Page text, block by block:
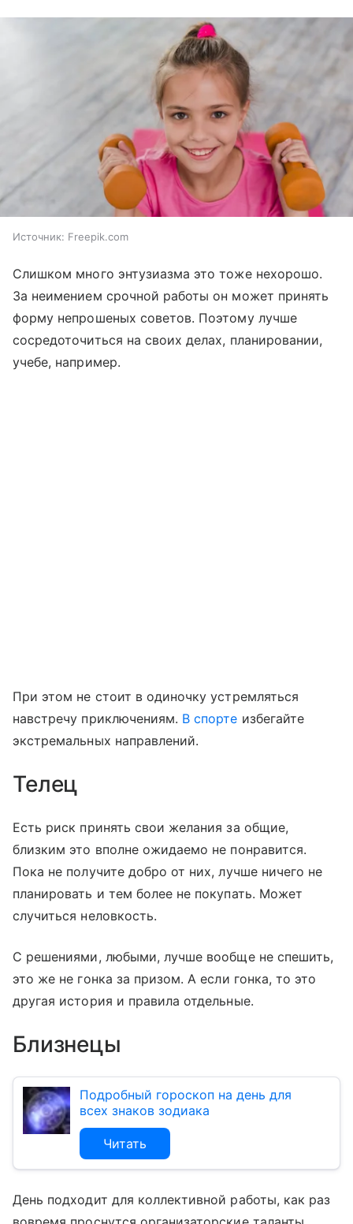
Источник: Freepik.com
Слишком много энтузиазма это тоже нехорошо.
За неимением срочной работы он может принять
форму непрошеных советов. Поэтому лучше
сосредоточиться на своих делах, планировании,
учебе, например.
При этом не стоит в одиночку устремляться
навстречу приключениям. В спорте избегайте
экстремальных направлений.
Телец
Есть риск принять свои желания за общие,
близким это вполне ожидаемо не понравится.
Пока не получите добро от них, лучше ничего не
планировать и тем более не покупать. Может
случиться неловкость.
С решениями, любыми, лучше вообще не спешить,
это же не гонка за призом. А если гонка, то это
другая история и правила отдельные.
Близнецы
Подробный гороскоп на день для
всех знаков зодиака
Читать
День подходит для коллективной работы, как раз